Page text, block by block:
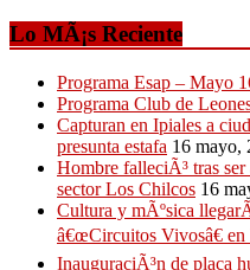
Lo MÃ¡s Reciente
Programa Esap – Mayo
Programa Club de
Capturan en Ipiales a
presunta estafa 16 mayo,
Hombre falleciÃ³ tras
sector Los Chilcos 16
Cultura y mÃºsica
â€œCircuitos Vivosâ€ en
InauguraciÃ³n de placa